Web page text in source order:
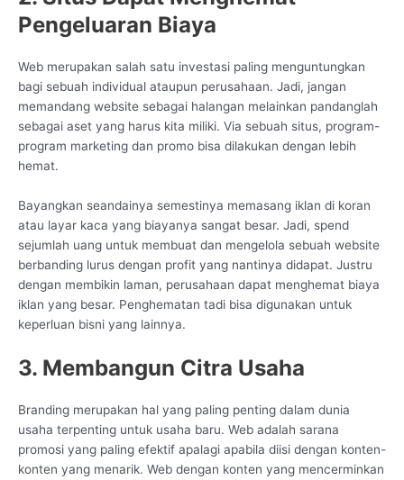
Pengeluaran Biaya
Web merupakan salah satu investasi paling menguntungkan
bagi sebuah individual ataupun perusahaan. Jadi, jangan
memandang website sebagai halangan melainkan pandanglah
sebagai aset yang harus kita miliki. Via sebuah situs, program-
program marketing dan promo bisa dilakukan dengan lebih
hemat.
Bayangkan seandainya semestinya memasang iklan di koran
atau layar kaca yang biayanya sangat besar. Jadi, spend
sejumlah uang untuk membuat dan mengelola sebuah website
berbanding lurus dengan profit yang nantinya didapat. Justru
dengan membikin laman, perusahaan dapat menghemat biaya
iklan yang besar. Penghematan tadi bisa digunakan untuk
keperluan bisni yang lainnya.
3. Membangun Citra Usaha
Branding merupakan hal yang paling penting dalam dunia
usaha terpenting untuk usaha baru. Web adalah sarana
promosi yang paling efektif apalagi apabila diisi dengan konten-
konten yang menarik. Web dengan konten yang mencerminkan